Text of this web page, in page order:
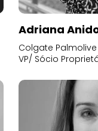
Adriana
Colgate
VP/ Sócio